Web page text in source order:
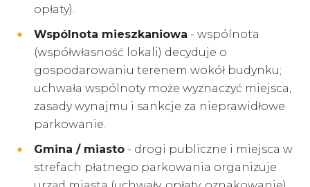
opłaty).
Wspólnota mieszkaniowa - wspólnota
(współwłasność lokali) decyduje o
gospodarowaniu terenem wokół budynku;
uchwała wspólnoty może wyznaczyć miejsca,
zasady wynajmu i sankcje za nieprawidłowe
parkowanie.
Gmina / miasto - drogi publiczne i miejsca w
strefach płatnego parkowania organizuje